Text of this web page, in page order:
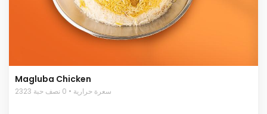
Magluba Chicken
2323 سعرة حرارية • 0 نصف حبة